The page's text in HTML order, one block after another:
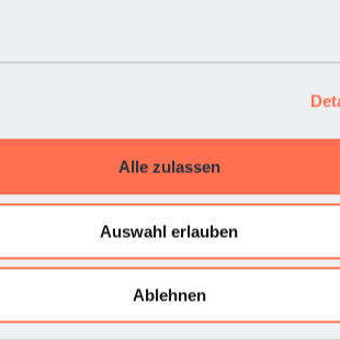
Alle zulassen
Auswahl erlauben
Ablehnen
Zurück